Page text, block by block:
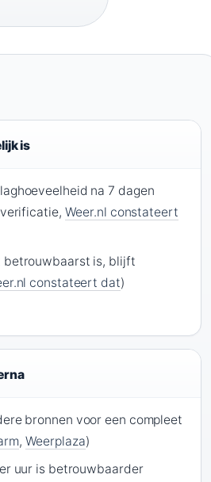
is
na 7 dagen
Weer.nl constateert
betrouwbaarst is, blijft
constateert dat)
bronnen voor een compleet
, Weerplaza)
uur is betrouwbaarder